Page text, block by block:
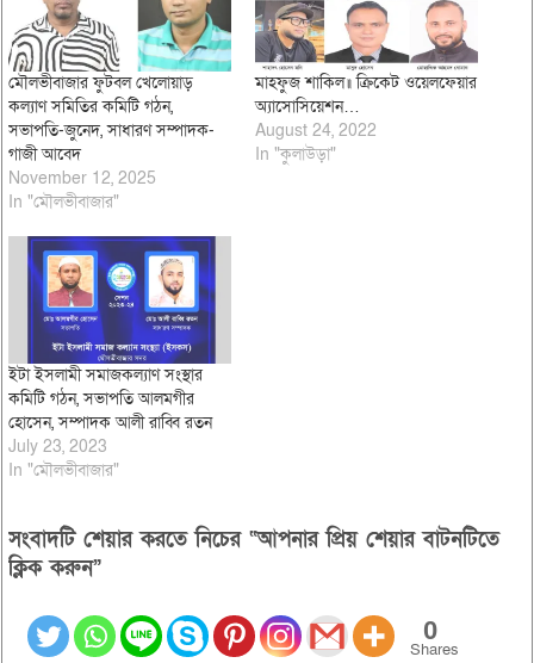
মৌলভীবাজার ফুটবল খেলোয়াড়
কল্যাণ সমিতির কমিটি গঠন,
সভাপতি-জুনেদ, সাধারণ সম্পাদক-
গাজী আবেদ
November 12, 2025
In "মৌলভীবাজার"
মাহফুজ শাকিল॥ ক্রিকেট ওয়েলফেয়ার
অ্যাসোসিয়েশন…
August 24, 2022
In "কুলাউড়া"
ইটা ইসলামী সমাজকল্যাণ সংস্থার
কমিটি গঠন, সভাপতি আলমগীর
হোসেন, সম্পাদক আলী রাব্বি রতন
July 23, 2023
In "মৌলভীবাজার"
সংবাদটি শেয়ার করতে নিচের “আপনার প্রিয় শেয়ার বাটনটিতে
ক্লিক করুন”
0
Shares